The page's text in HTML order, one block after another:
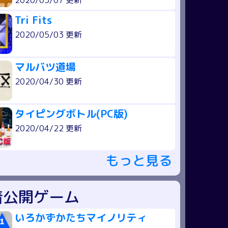
Tri Fits
2020/05/03 更新
マルバツ道場
2020/04/30 更新
タイピングボトル(PC版)
2020/04/22 更新
もっと見る
開ゲーム
いろかずかたちマイノリティ